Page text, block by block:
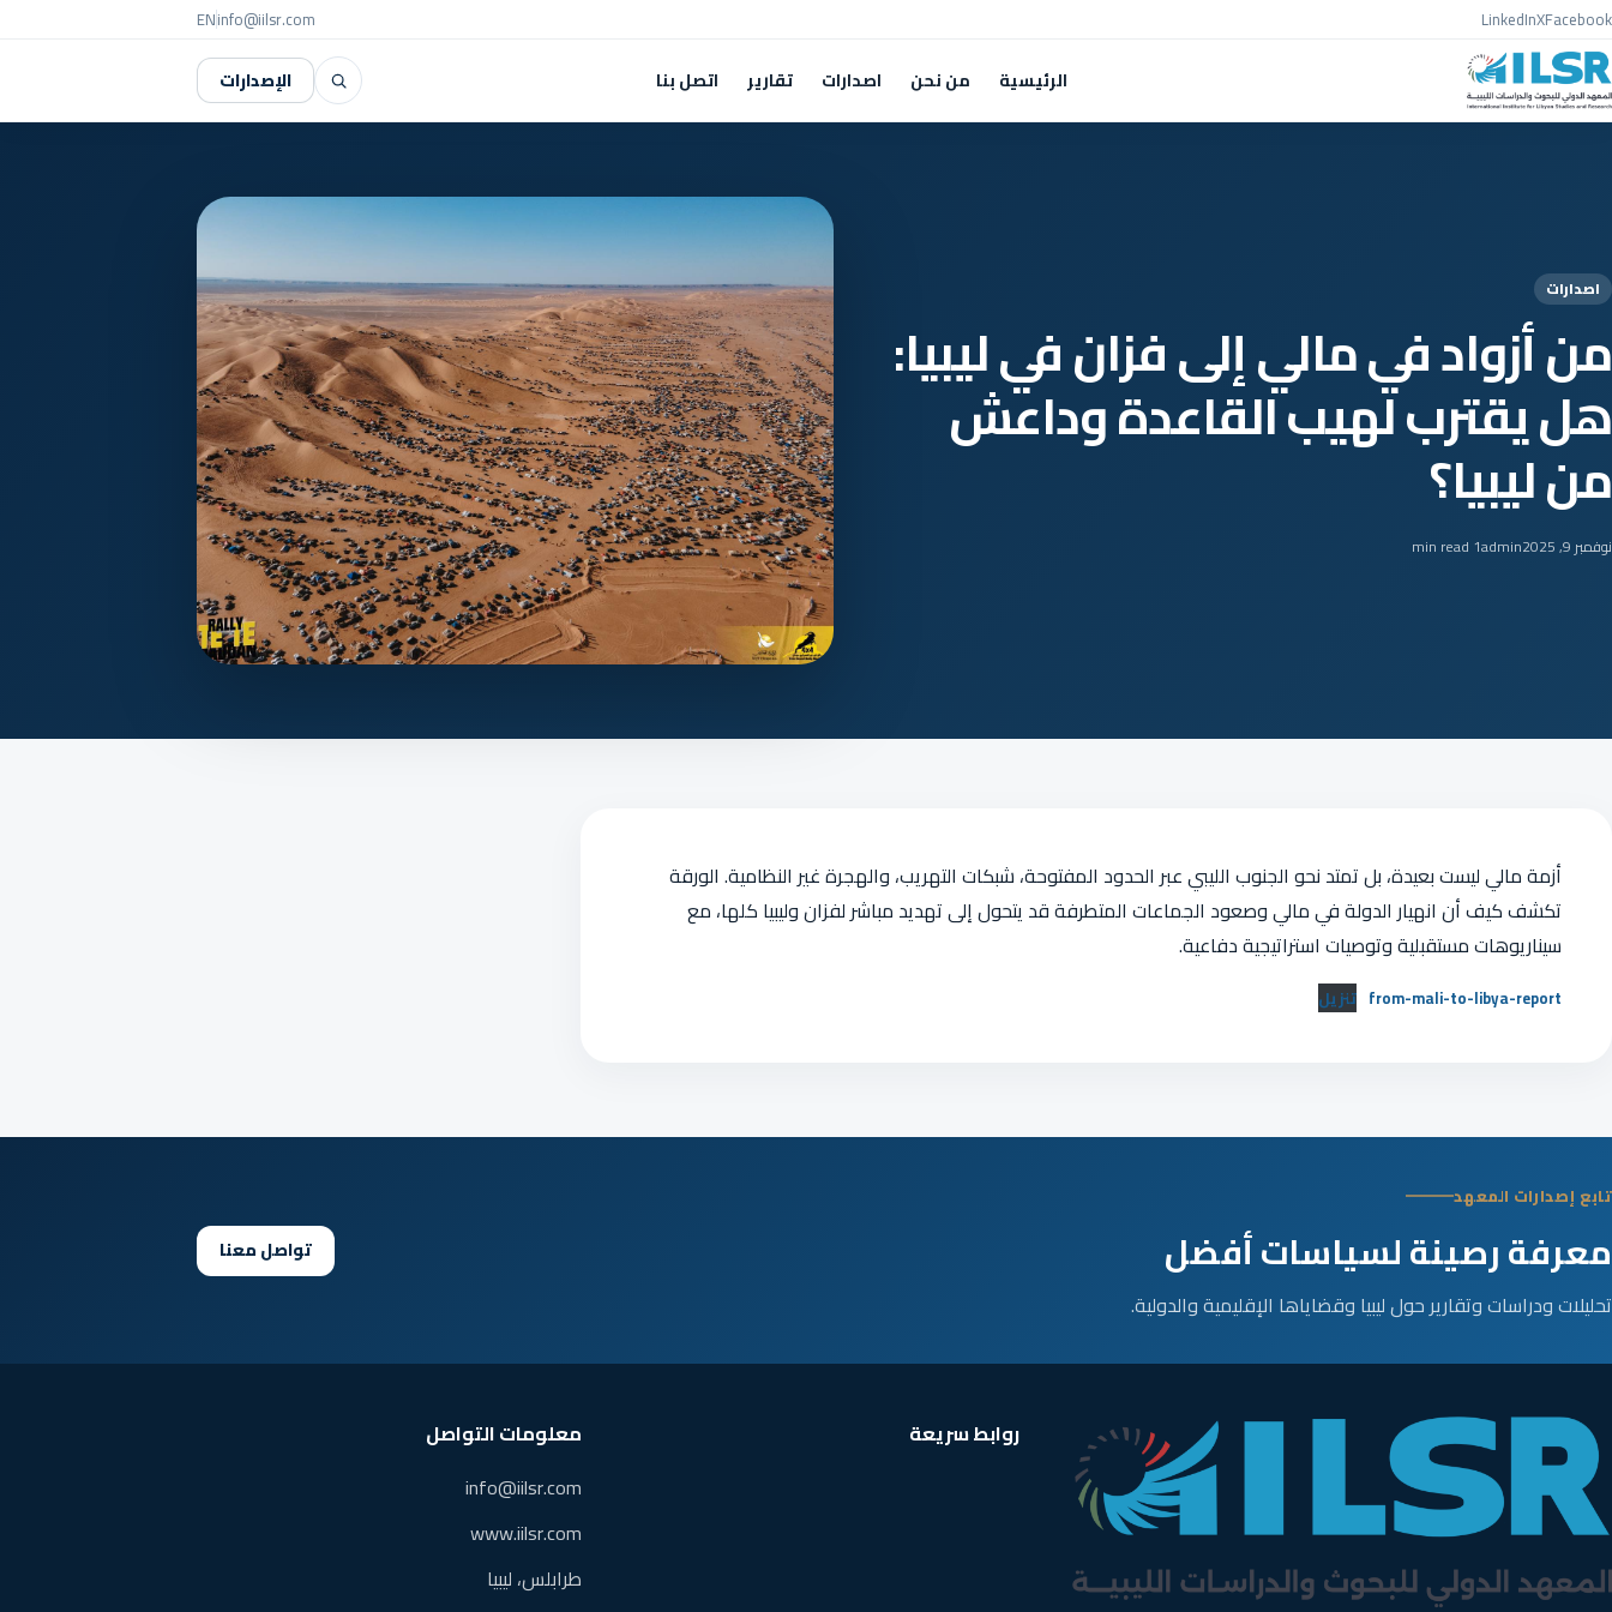
Skip to content
Facebook
X
LinkedIn
info@iilsr.com
EN
الرئيسية من نحن اصدارات تقارير اتصل بنا Search الإصدارات
اصدارات
من أزواد في مالي إلى فزان في ليبيا:
هل يقترب لهيب القاعدة وداعش
من ليبيا؟
نوفمبر 9, 2025 admin
1 min read
أزمة مالي ليست بعيدة، بل تمتد نحو الجنوب الليبي عبر الحدود المفتوحة، شبكات التهريب، والهجرة غير النظامية. الورقة
تكشف كيف أن انهيار الدولة في مالي وصعود الجماعات المتطرفة قد يتحول إلى تهديد مباشر لفزان وليبيا كلها، مع
سيناريوهات مستقبلية وتوصيات استراتيجية دفاعية.
from-mali-to-libya-report تنزيل
تابع إصدارات المعهد
معرفة رصينة لسياسات أفضل
تحليلات ودراسات وتقارير حول ليبيا وقضاياها الإقليمية والدولية.
تواصل معنا
روابط سريعة
معلومات التواصل
info@iilsr.com
www.iilsr.com
طرابلس، ليبيا